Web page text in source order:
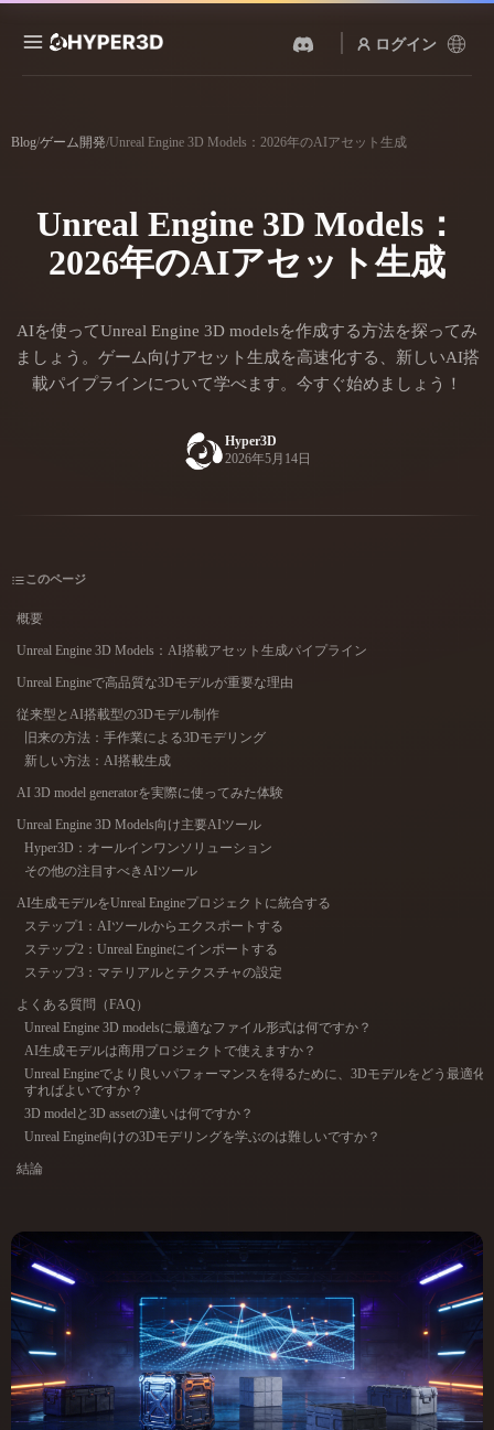
ログイン
Rodin ChatAvatar
機能
写真をアップロードするだ
けで、3Dオブジェクトが瞬
時に完成。
テキストプロンプトから3D
オブジェクトへ — 瞬時に。
動画を作成。
ら、高品質なビジュアルを
生成。
API
クフローに組み込みましょ
料金
リソース
コミュニティ
研究
Game
E-commerce
VR/AR
Metaverse
Mechanical
Engineering
プラグイン
Blender Unity
Godot Maya
ComfyUI
スタイル 21
Abstract Anime
Fantasy
Minimalist Modern Organic Photorealistic
Pixel Art Realistic Retro Stylized
Voxel
Blog/ゲーム開発/Unreal Engine 3D Models：2026年のAIアセット生成
Unreal Engine 3D Models：
2026年のAIアセット生成
AIを使ってUnreal Engine 3D modelsを作成する方法を探ってみ
ましょう。ゲーム向けアセット生成を高速化する、新しいAI搭
載パイプラインについて学べます。今すぐ始めましょう！
Hyper3D
2026年5月14日
このページ
概要
Unreal Engine 3D Models：AI搭載アセット生成パイプライン
Unreal Engineで高品質な3Dモデルが重要な理由
従来型とAI搭載型の3Dモデル制作
旧来の方法：手作業による3Dモデリング
新しい方法：AI搭載生成
AI 3D model generatorを実際に使ってみた体験
Unreal Engine 3D Models向け主要AIツール
Hyper3D：オールインワンソリューション
その他の注目すべきAIツール
AI生成モデルをUnreal Engineプロジェクトに統合する
ステップ1：AIツールからエクスポートする
ステップ2：Unreal Engineにインポートする
ステップ3：マテリアルとテクスチャの設定
よくある質問（FAQ）
Unreal Engine 3D modelsに最適なファイル形式は何ですか？
AI生成モデルは商用プロジェクトで使えますか？
Unreal Engineでより良いパフォーマンスを得るために、3Dモデルをどう最適化
すればよいですか？
3D modelと3D assetの違いは何ですか？
Unreal Engine向けの3Dモデリングを学ぶのは難しいですか？
結論